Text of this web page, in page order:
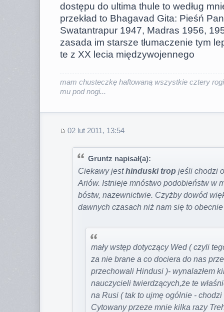
dostępu do ultima thule to według
przekład to Bhagavad Gita: Pieśń
Swatantrapur 1947, Madras 1956,
zasada im starsze tłumaczenie tym
te z XX lecia międzywojennego
mam chusteczkę haftowaną wszystkie cztery
mu pod nogi...
02 lut 2011, 13:54
Gruntz napisał(a):
Ciekawy jesthinduski trop jeśli chodzi
Ariów. Istnieje mnóstwo podobieństw w
bóstw, nazewnictwie. Czyżby dowód
dawnych czasach niż nam się to
mały wstęp dotyczący Wed ( czyli
za nie brane a co dociera do nas
przechowali Hindusi )- wynalazłem
nauczycieli twierdzących,że te
na Rusi ( tak to ujmę ogólnie -
Cytowany przeze mnie kilka razy